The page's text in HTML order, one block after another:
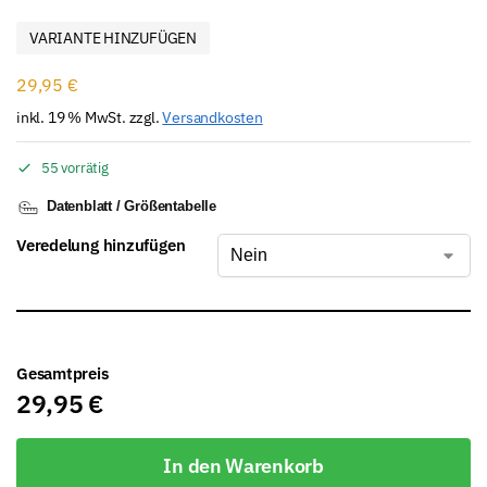
VARIANTE HINZUFÜGEN
29,95 €
inkl. 19 % MwSt. zzgl.Versandkosten
55 vorrätig
Datenblatt / Größentabelle
Veredelung hinzufügen
Gesamtpreis
29,95 €
In den Warenkorb